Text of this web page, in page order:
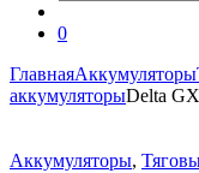
0
ГлавнаяАккумуляторы
аккумуляторыDelta
Аккумуляторы,